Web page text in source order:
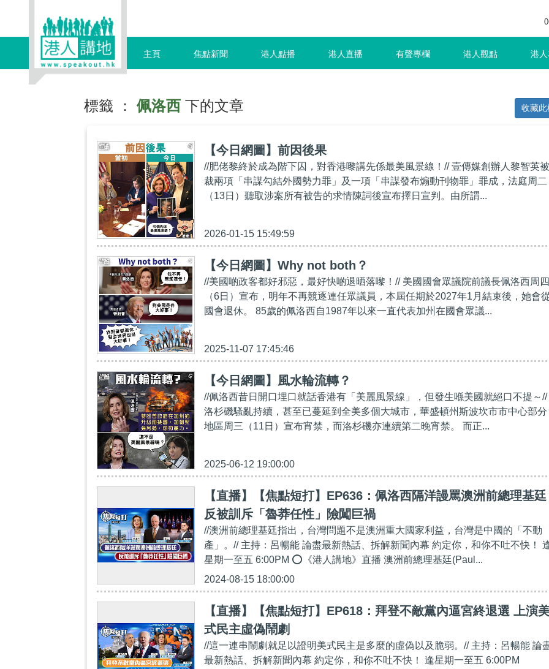
主頁 焦點新聞 港人點播 港人直播 有聲專欄 港人觀點 港
標籤 ： 佩洛西 下的文章 收藏此
【今日網圖】前因後果
//肥佬黎終於成為階下囚，對香港嚟講先係最美風景線！// 壹傳媒創辦人黎智英被
裁兩項「串謀勾結外國勢力罪」及一項「串謀發布煽動刊物罪」罪成，法庭周二
（13日）聽取涉案所有被告的求情陳詞後宣布擇日宣判。由所謂...
2026-01-15 15:49:59
【今日網圖】Why not both？
//美國啲政客都好邪惡，最好快啲退晒落嚟！// 美國國會眾議院前議長佩洛西周四
（6日）宣布，明年不再競逐連任眾議員，本屆任期於2027年1月結束後，她會
國會退休。 85歲的佩洛西自1987年以來一直代表加州在國會眾議...
2025-11-07 17:45:46
【今日網圖】風水輪流轉？
//佩洛西昔日開口埋口就話香港有「美麗風景線」，但發生喺美國就絕口不提～//
洛杉磯騷亂持續，甚至已蔓延到全美多個大城市，華盛頓州斯波坎市市中心部分
地區周三（11日）宣布宵禁，而洛杉磯亦連續第二晚宵禁。 而正...
2025-06-12 19:00:00
【直播】【焦點短打】EP636：佩洛西隔洋謾罵澳洲前總理基廷
反被訓斥「魯莽任性」險闖巨禍
//澳洲前總理基廷指出，台灣問題不是澳洲重大國家利益，台灣是中國的「不動
產」。// 主持：呂暢能 論盡最新熱話、拆解新聞內幕 約定你，和你不吐不快！
星期一至五 6:00PM ⭕《港人講地》直播 澳洲前總理基廷(Paul...
2024-08-15 18:00:00
【直播】【焦點短打】EP618：拜登不敵黨內逼宮終退選 上演
式民主虛偽鬧劇
//這一連串鬧劇就足以證明美式民主是多麼的虛偽以及脆弱。// 主持：呂暢能 論
最新熱話、拆解新聞內幕 約定你，和你不吐不快！ 逢星期一至五 6:00PM